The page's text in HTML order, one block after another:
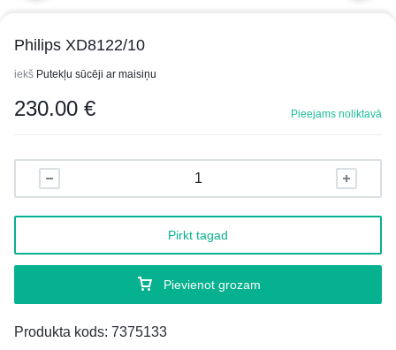
Philips XD8122/10
iekš Putekļu sūcēji ar maisiņu
230.00 € Pieejams noliktavā
Pievienot grozam
Pirkt tagad
Produkta kods: 7375133